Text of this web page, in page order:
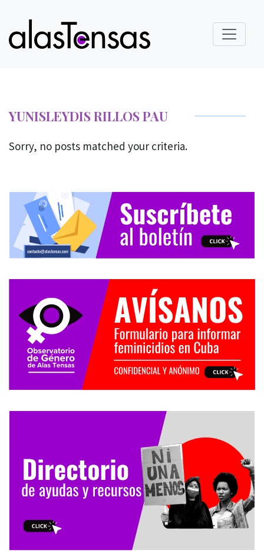
YUNISLEYDIS RILLOS PAU
Sorry, no posts matched your criteria.